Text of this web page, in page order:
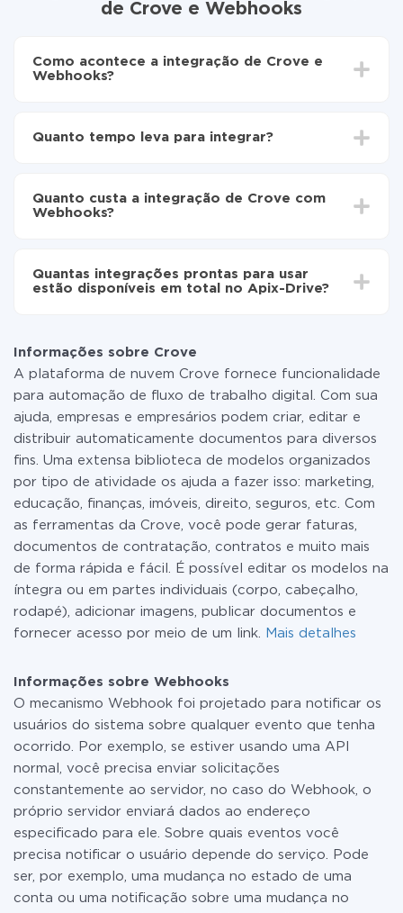
de Crove e Webhooks
Como acontece a integração de Crove e
Webhooks?
Webhooks
automaticamente de Crove para Webhooks
Quanto tempo leva para integrar?
30 minutos. Em média, a configuração leva de 10 a 15
minutos.
Quanto custa a integração de Crove com
Webhooks?
as tarifas. Você paga apenas pela quantidade de
dados que é realmente transferida de um de seus
ou mudar para um de pago, se necessário. Mais
detalhes sobre tarifas.
Quantas integrações prontas para usar
estão disponíveis em total no Apix-Drive?
Informações sobre Crove
A plataforma de nuvem Crove fornece funcionalidade
para automação de fluxo de trabalho digital. Com sua
ajuda, empresas e empresários podem criar, editar e
distribuir automaticamente documentos para diversos
fins. Uma extensa biblioteca de modelos organizados
por tipo de atividade os ajuda a fazer isso: marketing,
educação, finanças, imóveis, direito, seguros, etc. Com
as ferramentas da Crove, você pode gerar faturas,
documentos de contratação, contratos e muito mais
de forma rápida e fácil. É possível editar os modelos na
íntegra ou em partes individuais (corpo, cabeçalho,
rodapé), adicionar imagens, publicar documentos e
fornecer acesso por meio de um link.
Mais detalhes
Informações sobre Webhooks
O mecanismo Webhook foi projetado para notificar os
usuários do sistema sobre qualquer evento que tenha
ocorrido. Por exemplo, se estiver usando uma API
normal, você precisa enviar solicitações
constantemente ao servidor, no caso do Webhook, o
próprio servidor enviará dados ao endereço
especificado para ele. Sobre quais eventos você
precisa notificar o usuário depende do serviço. Pode
ser, por exemplo, uma mudança no estado de uma
conta ou uma notificação sobre uma mudança no